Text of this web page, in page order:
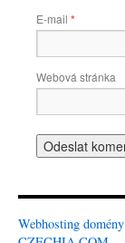
E-mail *
Webová stránka
Webhosting domény